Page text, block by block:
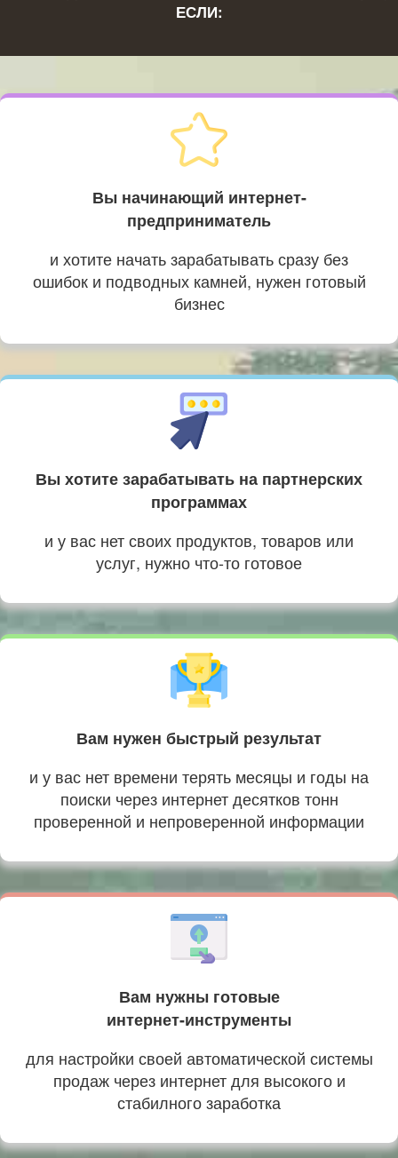
ЕСЛИ:
Вы начинающий интернет-
предприниматель
и хотите начать зарабатывать сразу без
ошибок и подводных камней, нужен готовый
бизнес
Вы хотите зарабатывать на партнерских
программах
и у вас нет своих продуктов, товаров или
услуг, нужно что-то готовое
Вам нужен быстрый результат
и у вас нет времени терять месяцы и годы на
поиски через интернет десятков тонн
проверенной и непроверенной информации
Вам нужны готовые
интернет-инструменты
для настройки своей автоматической системы
продаж через интернет для высокого и
стабилного заработка